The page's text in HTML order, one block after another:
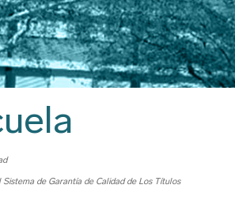
de Garantía de Calidad de Los Títulos